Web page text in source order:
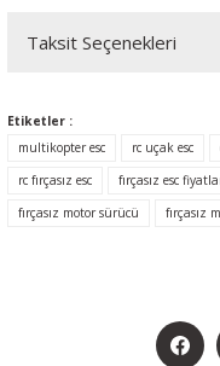
Taksit Seçenekleri
Etiketler :
multikopter esc
rc uçak esc
rc fırçasız esc
fırçasız esc
fırçasız motor sürücü
fırçasız